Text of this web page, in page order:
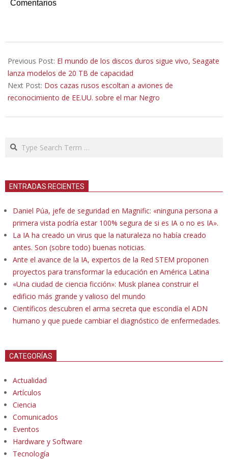
Comentarios
12-
03
Previous Post: El mundo de los discos duros sigue vivo, Seagate
lanza modelos de 20 TB de capacidad
Next Post: Dos cazas rusos escoltan a aviones de
reconocimiento de EE.UU. sobre el mar Negro
Search
ENTRADAS RECIENTES
Daniel Púa, jefe de seguridad en Magnific: «ninguna persona a
primera vista podría estar 100% segura de si es IA o no es IA».
La IA ha creado un virus que la naturaleza no había creado
antes. Son (sobre todo) buenas noticias.
Ante el avance de la IA, expertos de la Red STEM proponen
proyectos para transformar la educación en América Latina
«Una ciudad de ciencia ficción»: Musk planea construir el
edificio más grande y valioso del mundo
Científicos descubren el arma secreta que escondía el ADN
humano y que puede cambiar el diagnóstico de enfermedades.
CATEGORÍAS
Actualidad
Artículos
Ciencia
Comunicados
Eventos
Hardware y Software
Tecnología